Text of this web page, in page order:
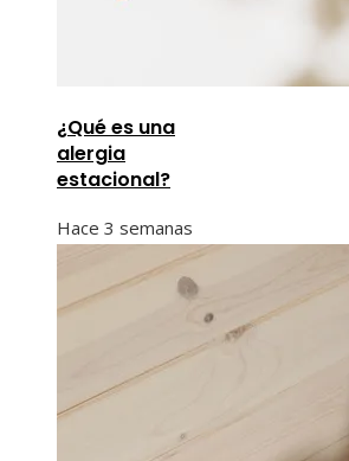
¿Qué es una
alergia
estacional?
Hace 3 semanas